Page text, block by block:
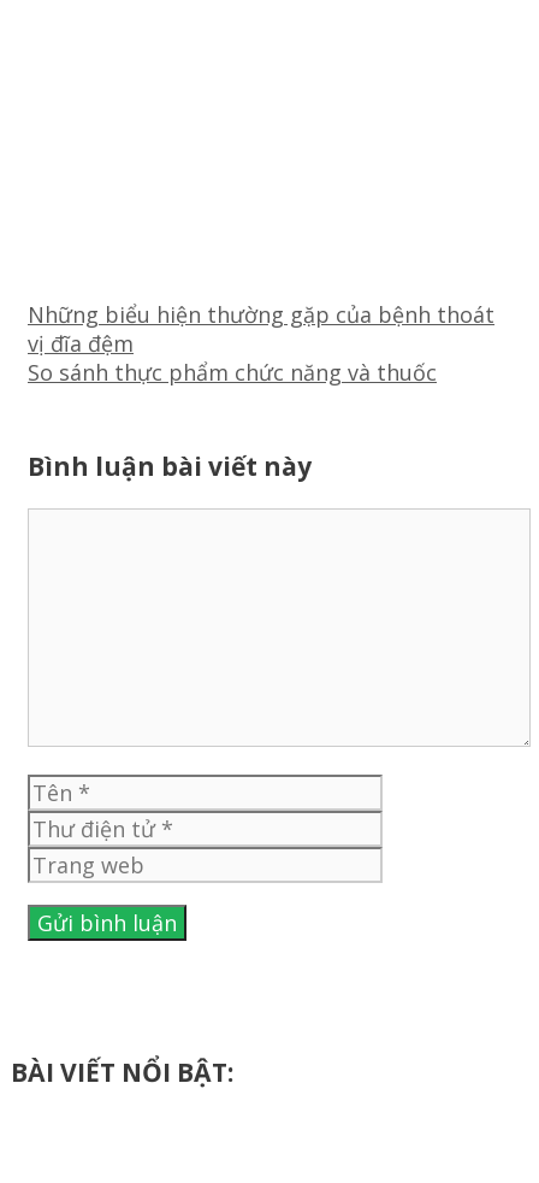
Điều
hướng
bài
Những biểu hiện thường gặp của bệnh thoát
vị đĩa đệm
So sánh thực phẩm chức năng và thuốc
Bình luận bài viết này
Tên
điện
tử
web
BÀI VIẾT NỔI BẬT: